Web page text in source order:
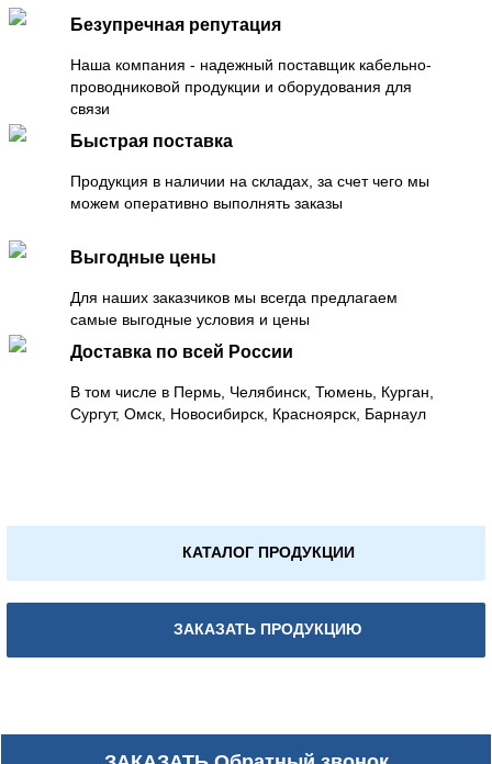
Безупречная репутация
Наша компания - надежный поставщик кабельно-
проводниковой продукции и оборудования для
связи
Быстрая поставка
Продукция в наличии на складах, за счет чего мы
можем оперативно выполнять заказы
Выгодные цены
Для наших заказчиков мы всегда предлагаем
самые выгодные условия и цены
Доставка по всей России
В том числе в Пермь, Челябинск, Тюмень, Курган,
Сургут, Омск, Новосибирск, Красноярск, Барнаул
КАТАЛОГ ПРОДУКЦИИ
ЗАКАЗАТЬ ПРОДУКЦИЮ